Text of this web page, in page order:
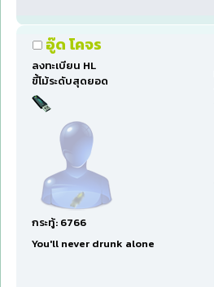
อู๊ด โคจร
ลงทะเบียน HL
ขี้โม้ระดับสุดยอด
กระทู้: 6766
You'll never drunk alone